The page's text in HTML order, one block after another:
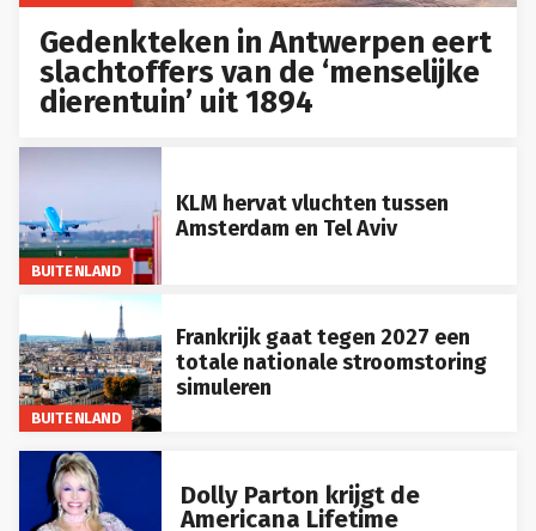
Gedenkteken in Antwerpen eert
slachtoffers van de ‘menselijke
dierentuin’ uit 1894
BUITENLAND
Amsterdam en Tel Aviv
BUITENLAND
totale nationale stroomstoring
simuleren
Americana Lifetime
Achievement Award